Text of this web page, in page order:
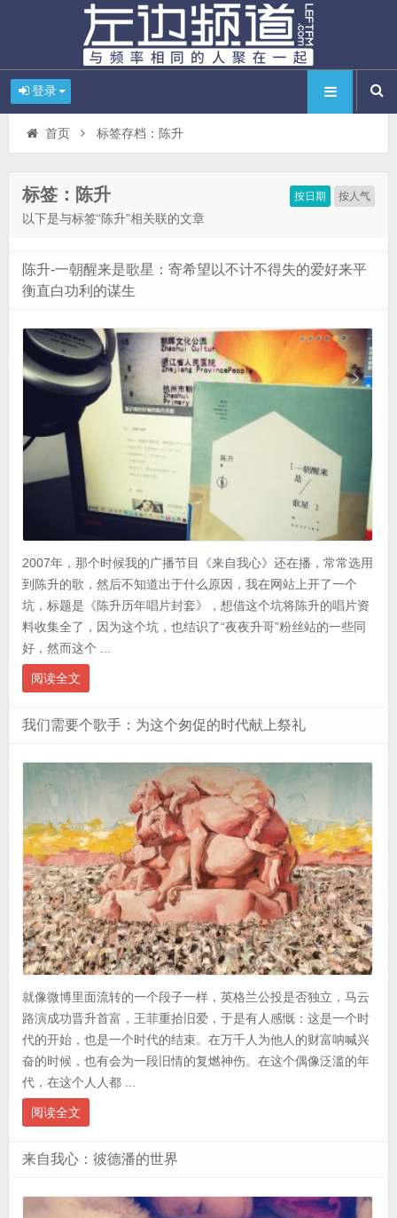
登录
首页 标签存档：陈升
按日期 按人气
标签：陈升
以下是与标签“陈升”相关联的文章
陈升-一朝醒来是歌星：寄希望以不计不得失的爱好来平
衡直白功利的谋生
2007年，那个时候我的广播节目《来自我心》还在播，常常选用
到陈升的歌，然后不知道出于什么原因，我在网站上开了一个
坑，标题是《陈升历年唱片封套》，想借这个坑将陈升的唱片资
料收集全了，因为这个坑，也结识了“夜夜升哥”粉丝站的一些同
好，然而这个 ...
阅读全文
我们需要个歌手：为这个匆促的时代献上祭礼
就像微博里面流转的一个段子一样，英格兰公投是否独立，马云
路演成功晋升首富，王菲重拾旧爱，于是有人感慨：这是一个时
代的开始，也是一个时代的结束。在万千人为他人的财富呐喊兴
奋的时候，也有会为一段旧情的复燃神伤。在这个偶像泛滥的年
代，在这个人人都 ...
阅读全文
来自我心：彼德潘的世界